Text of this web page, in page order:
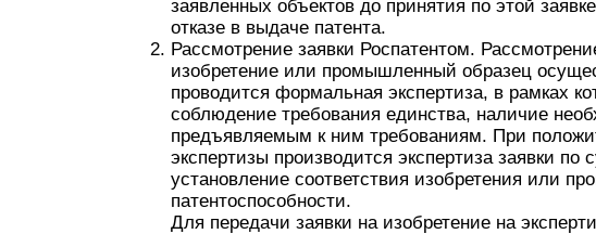
заявленных объектов до принятия по этой
отказе в выдаче патента.
Рассмотрение заявки Роспатентом.
изобретение или промышленный образец
проводится формальная экспертиза, в рамках
соблюдение требования единства, наличие
предъявляемым к ним требованиям. При
экспертизы производится экспертиза заявки по
установление соответствия изобретения или
патентоспособности.
Для передачи заявки на изобретение на